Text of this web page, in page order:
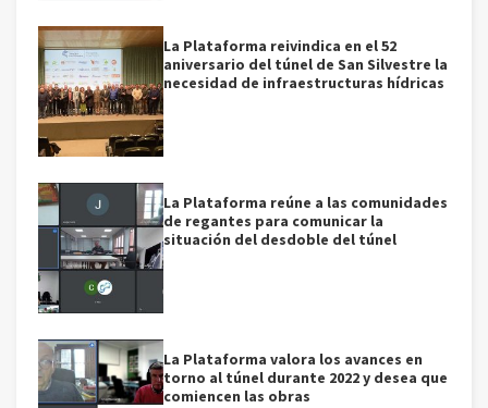
La Plataforma reivindica en el 52
aniversario del túnel de San Silvestre la
necesidad de infraestructuras hídricas
La Plataforma reúne a las comunidades
de regantes para comunicar la
situación del desdoble del túnel
La Plataforma valora los avances en
torno al túnel durante 2022 y desea que
comiencen las obras